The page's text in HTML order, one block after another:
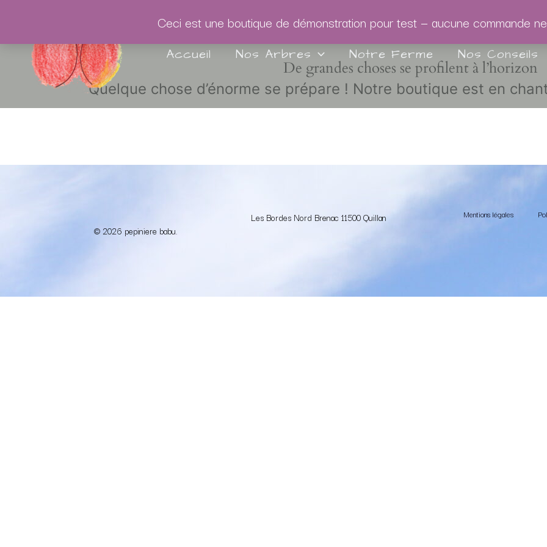
Ceci est une boutique de démonstration pour test — aucune commande
Accueil Nos Arbres Notre Ferme Nos Conseils
De grandes choses se profilent à l’horizon
Quelque chose d’énorme se prépare ! Notre boutique est en
© 2026 pepiniere babu.
Les Bordes Nord Brenac 11500 Quillan Mentions légales